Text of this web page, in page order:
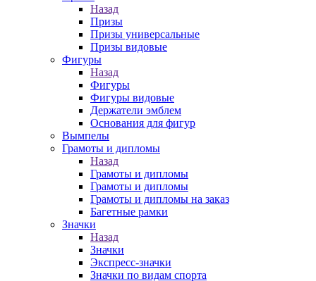
Назад
Призы
Призы универсальные
Призы видовые
Фигуры
Назад
Фигуры
Фигуры видовые
Держатели эмблем
Основания для фигур
Вымпелы
Грамоты и дипломы
Назад
Грамоты и дипломы
Грамоты и дипломы
Грамоты и дипломы на заказ
Багетные рамки
Значки
Назад
Значки
Экспресс-значки
Значки по видам спорта